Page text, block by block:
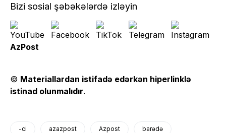
Bizi sosial şəbəkələrdə izləyin
AzPost
© Materiallardan istifadə edərkən hiperlinklə
istinad olunmalıdır.
-ci azazpost Azpost barədə